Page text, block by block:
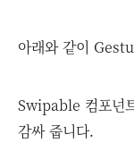
아래와 같이
Swipable 컴포넌
감싸 줍니다.